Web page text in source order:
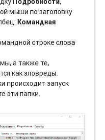
мыши по заголовку
Командная
строке слова
а также те,
как зловреды.
происходит запуск
эти папки.